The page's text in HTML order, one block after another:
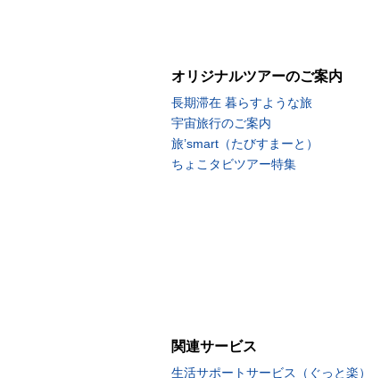
オリジナルツアーのご案内
長期滞在 暮らすような旅
宇宙旅行のご案内
旅’smart（たびすまーと）
ちょこタビツアー特集
関連サービス
生活サポートサービス（ぐっと楽）